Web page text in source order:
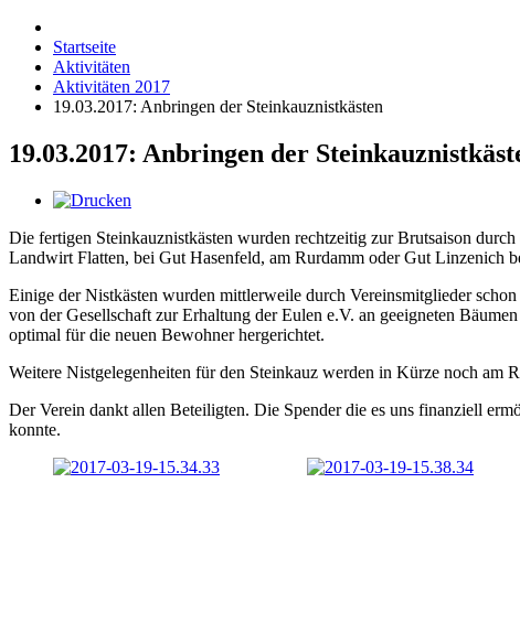
Startseite
Aktivitäten
Aktivitäten 2017
19.03.2017: Anbringen der Steinkauznistkästen
19.03.2017: Anbringen der
Die fertigen Steinkauznistkästen wurden rechtzeitig zur Brutsaison
Landwirt Flatten, bei Gut Hasenfeld, am Rurdamm oder Gut Linzenich
Einige der Nistkästen wurden mittlerweile durch Vereinsmitglieder
von der Gesellschaft zur Erhaltung der Eulen e.V. an geeigneten
optimal für die neuen Bewohner hergerichtet.
Weitere Nistgelegenheiten für den Steinkauz werden in Kürze noch am
Der Verein dankt allen Beteiligten. Die Spender die es uns finanziell
konnte.